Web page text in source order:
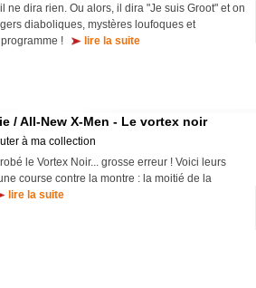
ne dira rien. Ou alors, il dira "Je suis Groot" et on
diaboliques, mystères loufoques et
!
lire la suite
/ All-New X-Men - Le vortex noir
à ma collection
le Vortex Noir... grosse erreur ! Voici leurs
course contre la montre : la moitié de la
lire la suite